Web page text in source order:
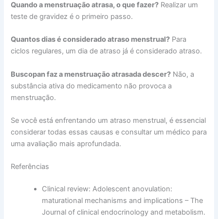
Quando a menstruação atrasa, o que fazer? Realizar um
teste de gravidez é o primeiro passo.
Quantos dias é considerado atraso menstrual? Para
ciclos regulares, um dia de atraso já é considerado atraso.
Buscopan faz a menstruação atrasada descer? Não, a
substância ativa do medicamento não provoca a
menstruação.
Se você está enfrentando um atraso menstrual, é essencial
considerar todas essas causas e consultar um médico para
uma avaliação mais aprofundada.
Referências
Clinical review: Adolescent anovulation:
maturational mechanisms and implications – The
Journal of clinical endocrinology and metabolism.